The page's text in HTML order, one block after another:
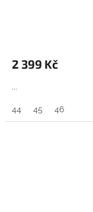
2 399 Kč
...
44 45 46